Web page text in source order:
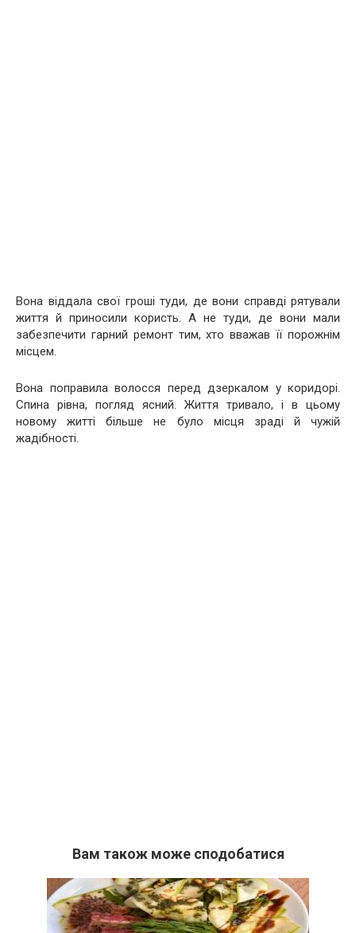
Вона віддала свої гроші туди, де вони справді рятували
життя й приносили користь. А не туди, де вони мали
забезпечити гарний ремонт тим, хто вважав її порожнім
місцем.
Вона поправила волосся перед дзеркалом у коридорі.
Спина рівна, погляд ясний. Життя тривало, і в цьому
новому житті більше не було місця зраді й чужій
жадібності.
Вам також може сподобатися